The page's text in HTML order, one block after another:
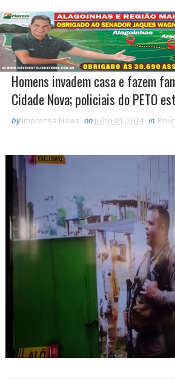
Homens invadem casa e fazem
Cidade Nova; policiais do PETO
by Imprensa News on julho 01, 2024 in